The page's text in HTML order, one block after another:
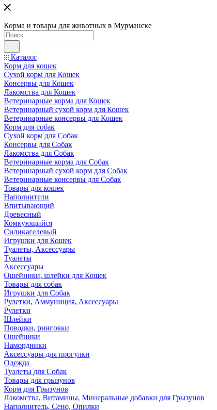
Корма и товары для животных в Мурманске
Каталог
Корм для кошек
Сухой корм для Кошек
Консервы для Кошек
Лакомства для Кошек
Ветеринарные корма для Кошек
Ветеринарный сухой корм для Кошек
Ветеринарные консервы для Кошек
Корм для собак
Сухой корм для Собак
Консервы для Собак
Лакомства для Собак
Ветеринарные корма для Собак
Ветеринарный сухой корм для Собак
Ветеринарные консервы для Собак
Товары для кошек
Наполнители
Впитывающий
Древесный
Комкующийся
Силикагелевый
Игрушки для Кошек
Туалеты, Аксессуары
Туалеты
Аксессуары
Ошейники, шлейки для Кошек
Товары для собак
Игрушки для Собак
Рулетки, Аммуниция, Аксессуары
Рулетки
Шлейки
Поводки, ринговки
Ошейники
Намордники
Аксессуары для прогулки
Одежда
Туалеты для Собак
Товары для грызунов
Корм для Грызунов
Лакомства, Витамины, Минеральные добавки для Грызунов
Наполнитель, Сено, Опилки